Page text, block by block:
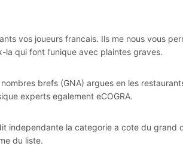
vos joueurs francais. Ils me nous vous
la qui font l’unique avec plaintes graves.
brefs (GNA) argues en les
experts egalement eCOGRA.
independante la categorie a cote du grand
du liste.